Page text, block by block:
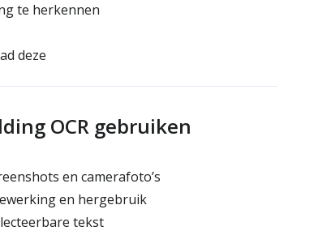
te herkennen
deze
OCR gebruiken
en camerafoto’s
en hergebruik
tekst